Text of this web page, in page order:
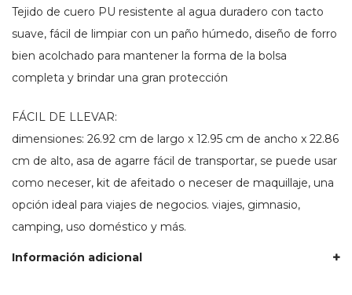
Tejido de cuero PU resistente al agua duradero con tacto
suave, fácil de limpiar con un paño húmedo, diseño de forro
bien acolchado para mantener la forma de la bolsa
completa y brindar una gran protección
FÁCIL DE LLEVAR:
dimensiones: 26.92 cm de largo x 12.95 cm de ancho x 22.86
cm de alto, asa de agarre fácil de transportar, se puede usar
como neceser, kit de afeitado o neceser de maquillaje, una
opción ideal para viajes de negocios. viajes, gimnasio,
camping, uso doméstico y más.
Información adicional